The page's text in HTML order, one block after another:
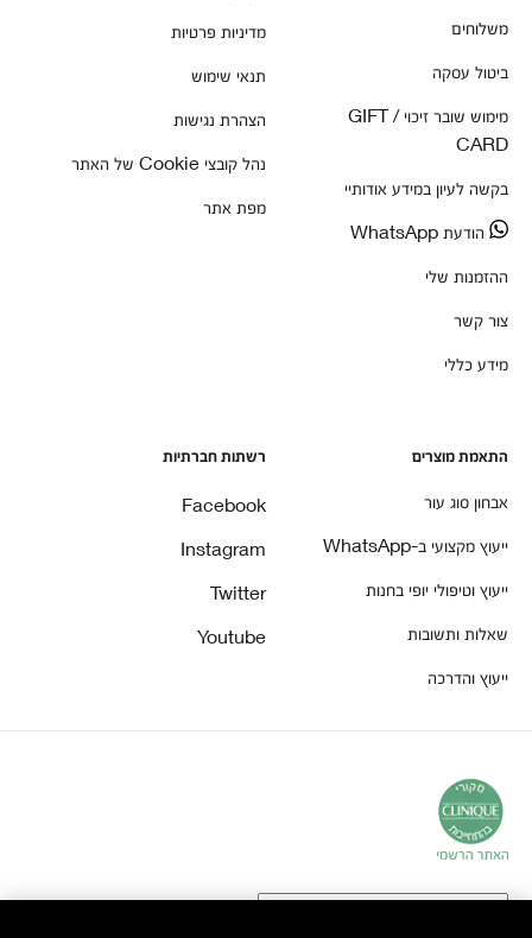
משלוחים
ביטול עסקה
מימוש שובר זיכוי / GIFT
CARD
בקשה לעיון במידע אודותיי
הודעת WhatsApp
ההזמנות שלי
צור קשר
מידע כללי
מדיניות פרטיות
תנאי שימוש
הצהרת נגישות
נהל קובצי Cookie של האתר
מפת אתר
התאמת מוצרים
אבחון סוג עור
ייעוץ מקצועי ב-WhatsApp
ייעוץ וטיפולי יופי בחנות
שאלות ותשובות
ייעוץ והדרכה
רשתות חברתיות
Facebook
Instagram
Twitter
Youtube